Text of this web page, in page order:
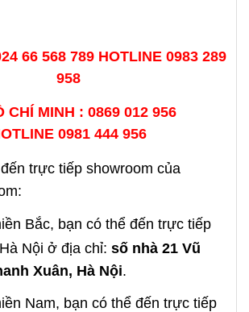
66 568 789 HOTLINE 0983 289
958
CHÍ MINH : 0869 012 956
0981 444 956
trực tiếp showroom của
Bắc, bạn có thể đến trực tiếp
Nội ở địa chỉ: số nhà 21 Vũ
Xuân, Hà Nội.
Nam, bạn có thể đến trực tiếp